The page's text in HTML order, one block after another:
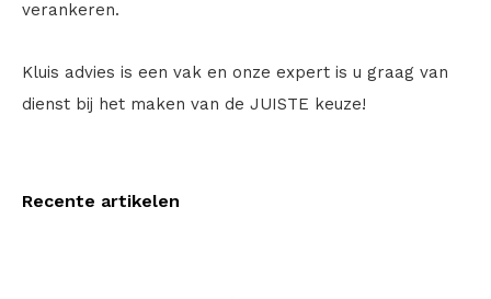
verankeren.
Kluis advies is een vak en onze expert is u graag van
dienst bij het maken van de JUISTE keuze!
Recente artikelen